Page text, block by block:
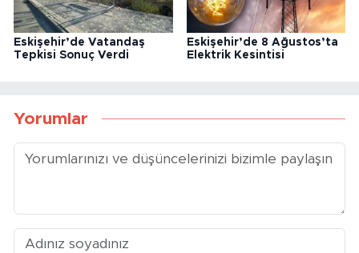
Eskişehir’de Vatandaş
Tepkisi Sonuç Verdi
Eskişehir’de 8 Ağustos’ta
Elektrik Kesintisi
Yorumlar